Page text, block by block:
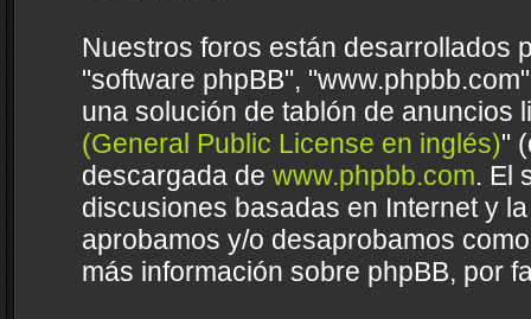
Nuestros foros están desarrollados
"software phpBB",
una solución de tablón de anuncios
(General Public License en inglés)"
descargada de www.phpbb.com. El
discusiones basadas en Internet y
aprobamos y/o desaprobamos
más información sobre phpBB, por